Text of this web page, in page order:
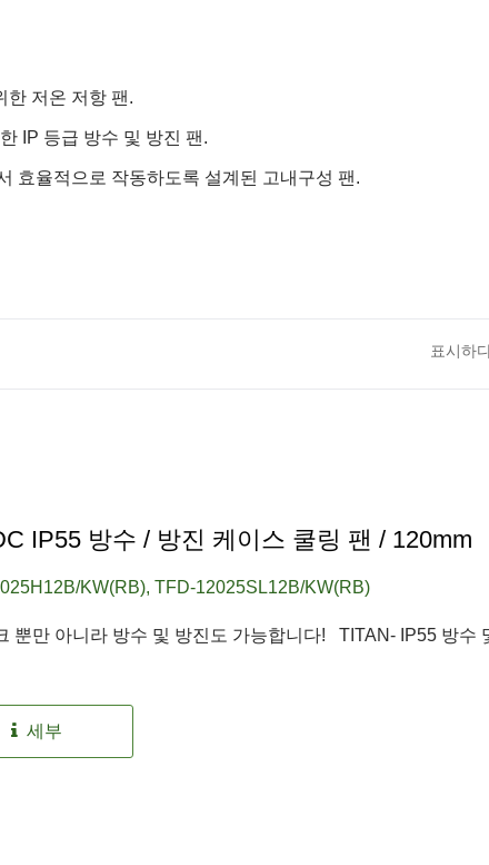
한 저온 저항 팬.
IP 등급 방수 및 방진 팬.
효율적으로 작동하도록 설계된 고내구성 팬.
표시하
IP55 방수 / 방진 케이스 쿨링 팬 / 120mm
KW(RB), TFD-12025SL12B/KW(RB)
뿐만 아니라 방수 및 방진도 가능합니다! TITAN- IP55 방수
세부